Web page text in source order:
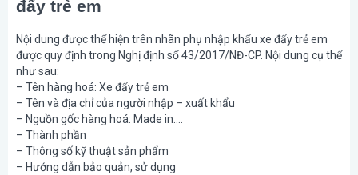
đẩy trẻ em
Nội dung được thể hiện trên nhãn phụ nhập khẩu xe đẩy trẻ em
được quy định trong Nghị định số 43/2017/NĐ-CP. Nội dung cụ thể
như sau:
– Tên hàng hoá: Xe đẩy trẻ em
– Tên và địa chỉ của người nhập – xuất khẩu
– Nguồn gốc hàng hoá: Made in….
– Thành phần
– Thông số kỹ thuật sản phẩm
– Hướng dẫn bảo quản, sử dụng